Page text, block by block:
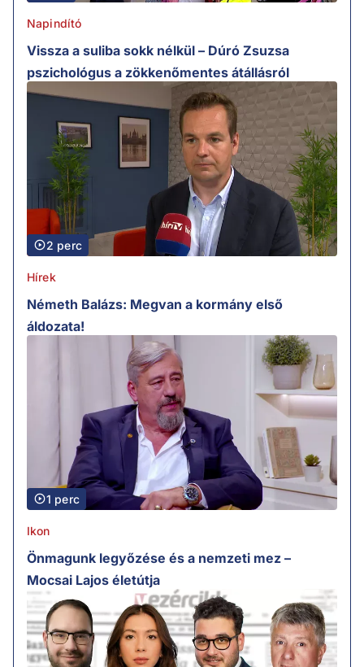
Napindító
Vissza a suliba sokk nélkül – Dúró Zsuzsa
pszichológus a zökkenőmentes átállásról
2 perc
Hírek
Németh Balázs: Megvan a kormány első
áldozata!
1 perc
Ikon
Önmagunk legyőzése és a nemzeti mez –
Mocsai Lajos életútja